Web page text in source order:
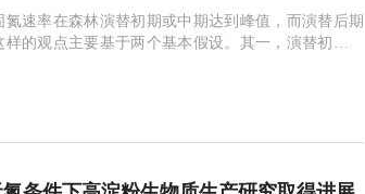
速率在森林演替初期或中期达到峰值，而演替后期
的观点主要基于两个基本假设。其一，演替初期或
，固氮植物和固氮微生物在生态系统中占有优势地